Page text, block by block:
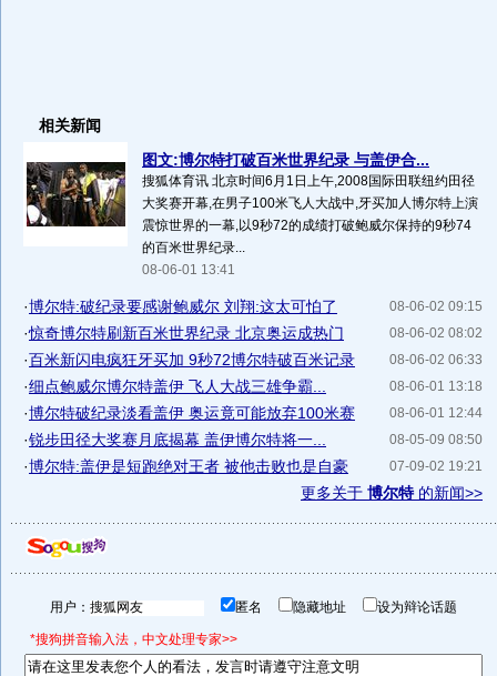
相关新闻
图文:博尔特打破百米世界纪录 与盖伊合...
搜狐体育讯 北京时间6月1日上午,2008国际田联纽约田径
大奖赛开幕,在男子100米飞人大战中,牙买加人博尔特上演
震惊世界的一幕,以9秒72的成绩打破鲍威尔保持的9秒74
的百米世界纪录...
08-06-01 13:41
08-06-02 09:15
·博尔特:破纪录要感谢鲍威尔 刘翔:这太可怕了
08-06-02 08:02
·惊奇博尔特刷新百米世界纪录 北京奥运成热门
08-06-02 06:33
·百米新闪电疯狂牙买加 9秒72博尔特破百米记录
08-06-01 13:18
·细点鲍威尔博尔特盖伊 飞人大战三雄争霸...
08-06-01 12:44
·博尔特破纪录淡看盖伊 奥运竟可能放弃100米赛
08-05-09 08:50
·锐步田径大奖赛月底揭幕 盖伊博尔特将一...
07-09-02 19:21
·博尔特:盖伊是短跑绝对王者 被他击败也是自豪
更多关于 博尔特的新闻>>
用户： 匿名 隐藏地址 设为辩论话题
*搜狗拼音输入法，中文处理专家>>